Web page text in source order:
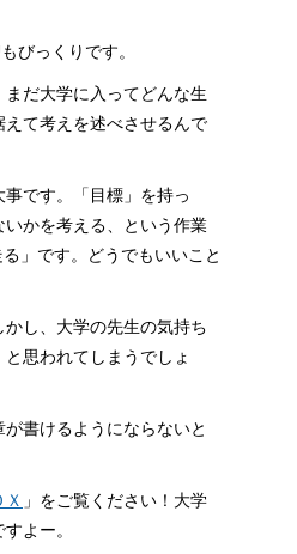
びっくりです。
だ大学に入ってどんな生
て考えを述べさせるんで
です。「目標」を持っ
かを考える、という作業
」です。どうでもいいこと
し、大学の先生の気持ち
思われてしまうでしょ
書けるようにならないと
」をご覧ください！大学
よー。